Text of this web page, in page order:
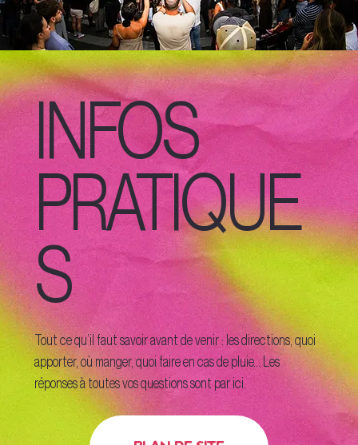
INFOS
PRATIQUE
S
Tout ce qu’il faut savoir avant de venir : les directions, quoi
apporter, où manger, quoi faire en cas de pluie… Les
réponses à toutes vos questions sont par ici.